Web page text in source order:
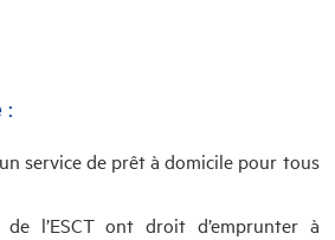
:
service de prêt à domicile pour tous
l’ESCT ont droit d’emprunter à